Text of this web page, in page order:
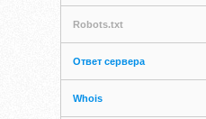
Robots.txt
Ответ сервера
Whois